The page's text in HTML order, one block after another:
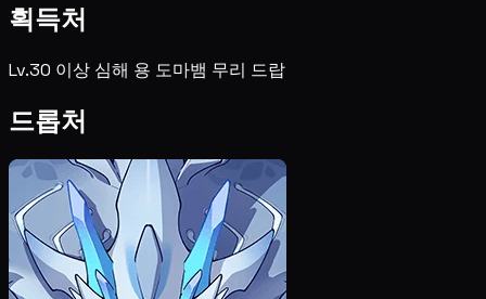
획득처
Lv.30 이상 심해 용 도마뱀 무리 드랍
드롭처